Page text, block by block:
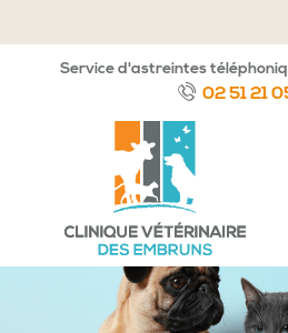
Service d'astreintes
02 51 21